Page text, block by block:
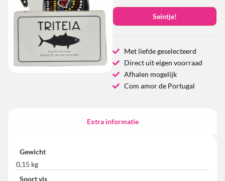
Seintje!
Met liefde geselecteerd
Direct uit eigen voorraad
Afhalen mogelijk
Com amor de Portugal
Extra informatie
Gewicht
0,15 kg
Soort vis